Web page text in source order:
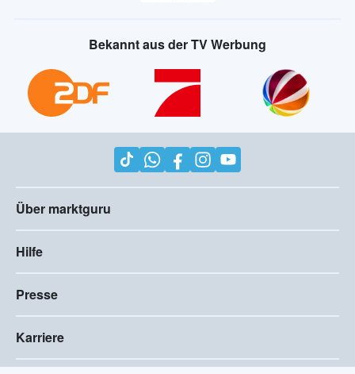
Bekannt aus der TV Werbung
Über marktguru
Hilfe
Presse
Karriere